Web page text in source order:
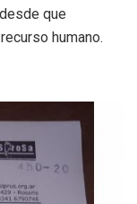
que
humano.